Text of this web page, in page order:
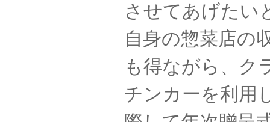
させてあげたい
自身の惣菜店の
も得ながら、ク
チンカーを利用